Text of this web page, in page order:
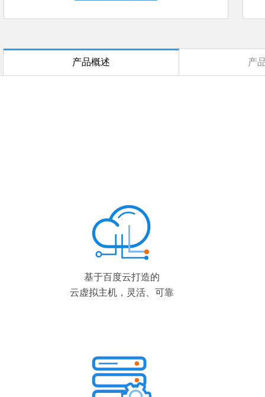
产品概述 产
基于百度云打造的
云虚拟主机，灵活、可靠